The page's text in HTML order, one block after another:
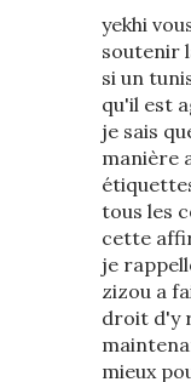
yekhi
soutenir
si un
qu'il est
je sais
manière
tous les
cette
je
zizou a
droit d'y
mieux